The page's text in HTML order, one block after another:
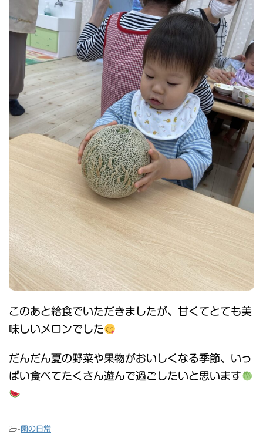
このあと給食でいただきましたが、甘くてとても美
味しいメロンでした
だんだん夏の野菜や果物がおいしくなる季節、いっ
ぱい食べてたくさん遊んで過ごしたいと思います
- 園の日常